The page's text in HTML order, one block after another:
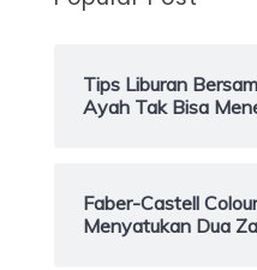
Tips Liburan
Ayah Tak Bisa
Faber-Castell
Menyatukan Dua